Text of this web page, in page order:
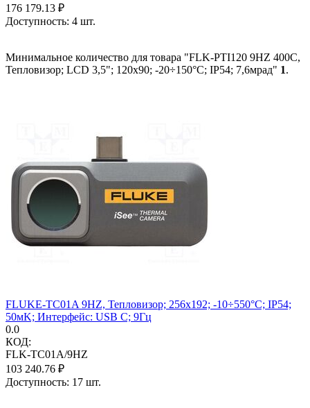
176 179.13 ₽
Доступность: 4 шт.
Минимальное количество для товара "FLK-PTI120 9HZ 400C,
Тепловизор; LCD 3,5"; 120x90; -20÷150°C; IP54; 7,6мрад" 1.
FLUKE-TC01A 9HZ, Тепловизор; 256x192; -10÷550°C; IP54;
50мK; Интерфейс: USB C; 9Гц
0.0
КОД:
FLK-TC01A/9HZ
103 240.76 ₽
Доступность: 17 шт.